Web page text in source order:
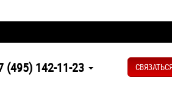
(495) 142-11-23